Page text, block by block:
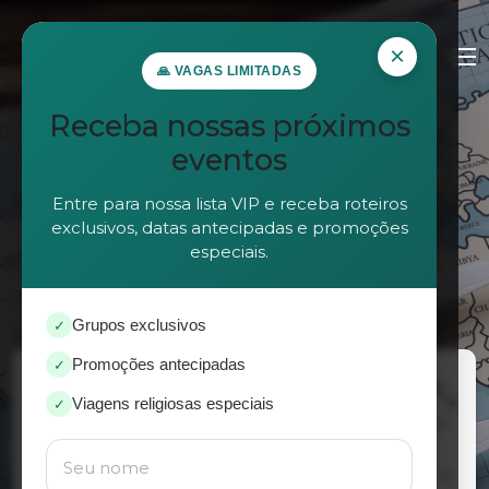
×
🙏 VAGAS LIMITADAS
Receba nossas próximos
eventos
Entre para nossa lista VIP e receba roteiros
exclusivos, datas antecipadas e promoções
especiais.
✓ Grupos exclusivos
✓ Promoções antecipadas
✓ Viagens religiosas especiais
Bem Vindo a Lloyds Turismo!
flight
Voos
bed